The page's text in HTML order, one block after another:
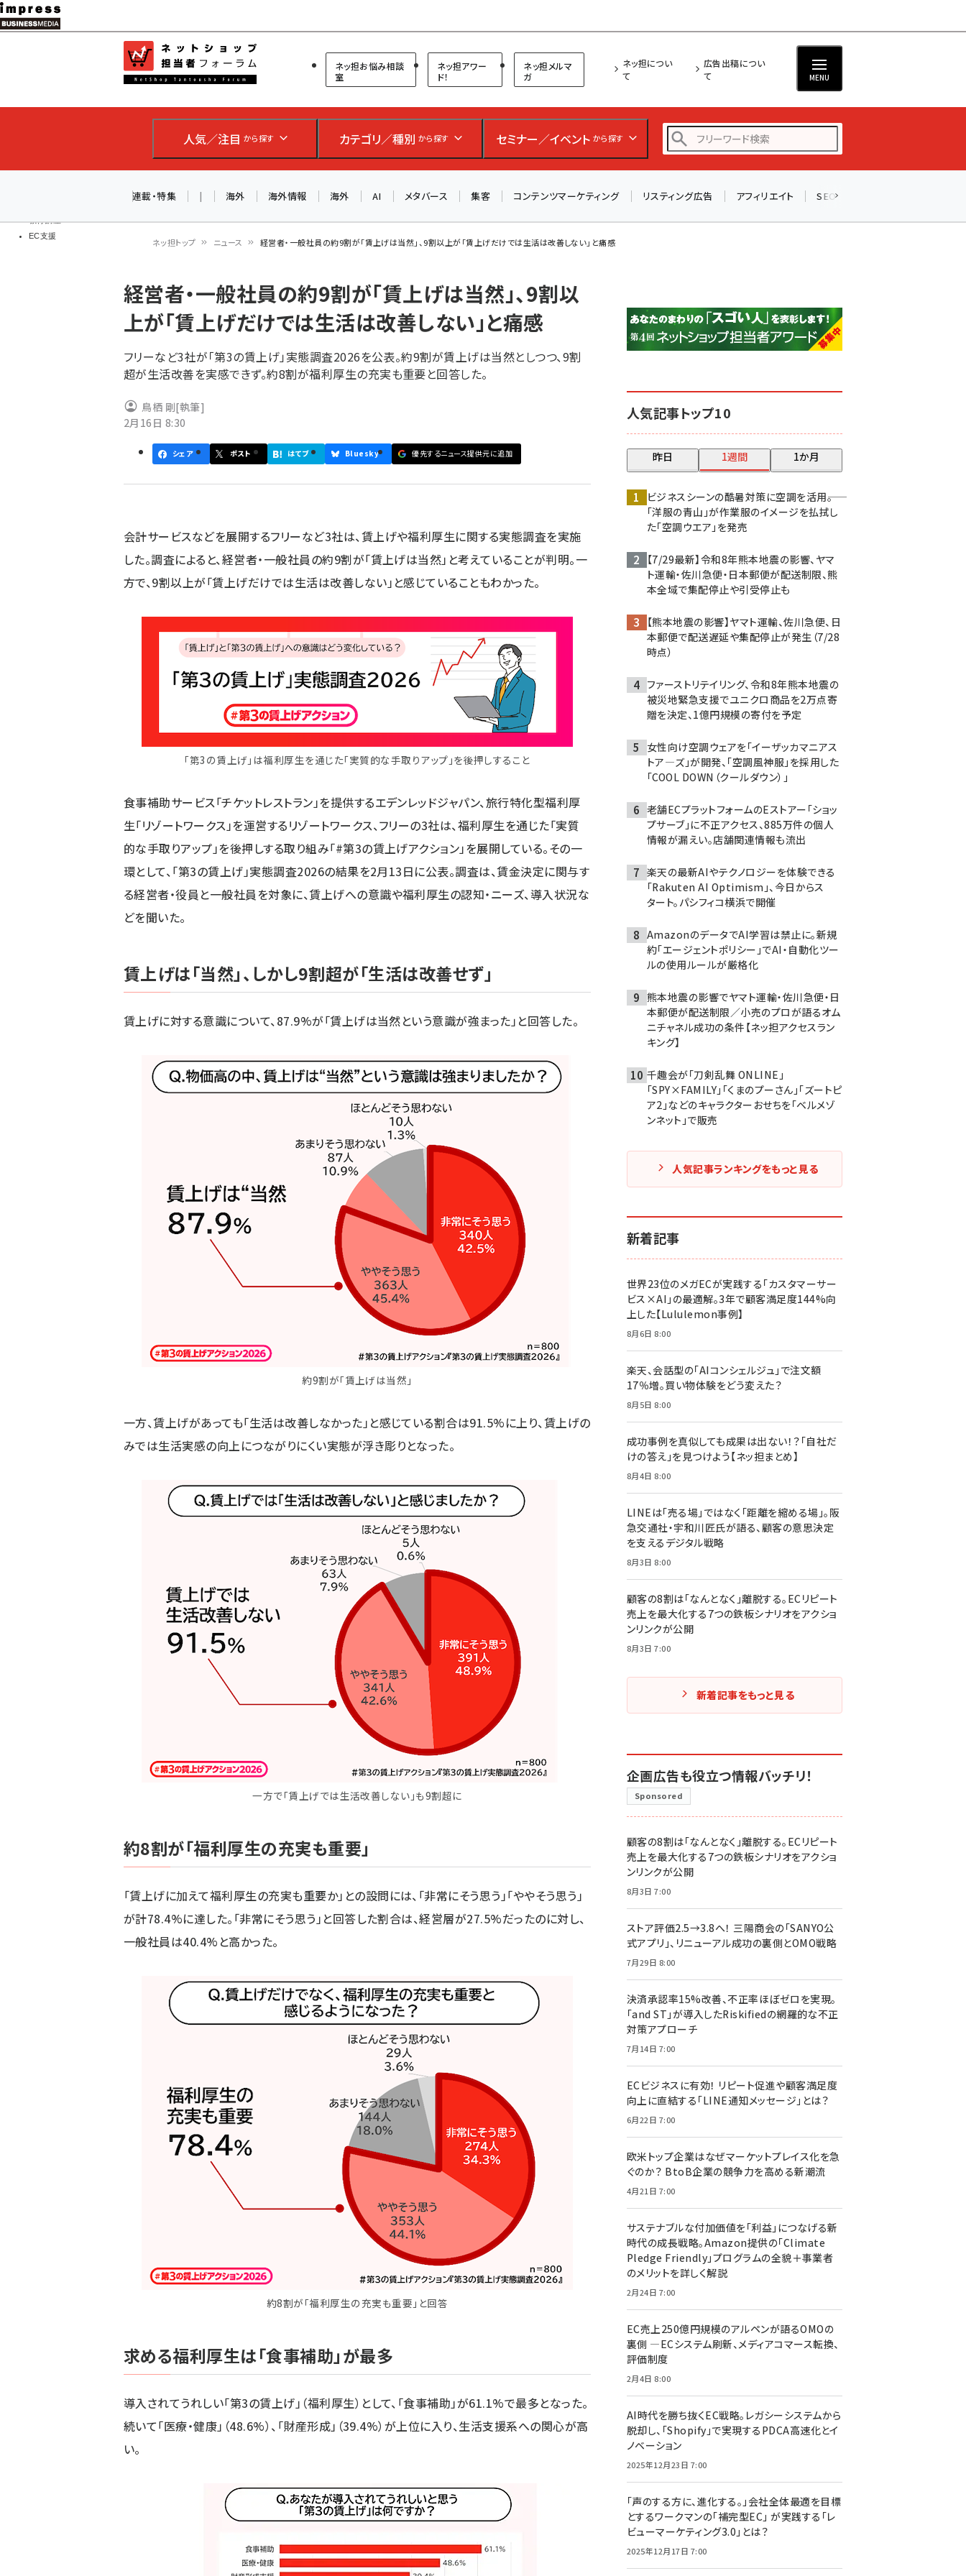
メ
イ
ン
ツ
移
教育講座
EC支援
ネットショップ担当者フォーラム
ネッ担お悩み相談
室
ネッ担アワー
ド！
ネッ担メルマ
ガ
ネッ担につい
て
広告出稿につい
て
MENU
人気／注目 から探す カテゴリ／種別 から探す セミナー／イベント から探す
アスクル (1119)
base (1071)
連載・特集 | 海外 海外情報 海外 AI メタバース 集客 コンテンツマーケティング リスティング広告 アフィリエイト SEO
ン
く
ず
ネッ担トップ ニュース 経営者・一般社員の約9割が「賃上げは当然」、9割以上が「賃上げだけでは生活は改善しない」と痛感
経営者・一般社員の約9割が「賃上げは当然」、9割以
上が「賃上げだけでは生活は改善しない」と痛感
フリーなど3社が「第3の賃上げ」実態調査2026を公表。約9割が賃上げは当然としつつ、9割
超が生活改善を実感できず。約8割が福利厚生の充実も重要と回答した。
鳥栖 剛[執筆]
2月16日 8:30
シェア ポスト はてブ Bluesky 優先するニュース提供元に追加
会計サービスなどを展開するフリーなど3社は、賃上げや福利厚生に関する実態調査を実施
した。調査によると、経営者・一般社員の約9割が「賃上げは当然」と考えていることが判明。一
方で、9割以上が「賃上げだけでは生活は改善しない」と感じていることもわかった。
「第3の賃上げ」は福利厚生を通じた「実質的な手取りアップ」を後押しすること
食事補助サービス「チケットレストラン」を提供するエデンレッドジャパン、旅行特化型福利厚
生「リゾートワークス」を運営するリゾートワークス、フリーの3社は、福利厚生を通じた「実質
的な手取りアップ」を後押しする取り組み「#第3の賃上げアクション」を展開している。その一
環として、「第3の賃上げ」実態調査2026の結果を2月13日に公表。調査は、賃金決定に関与す
る経営者・役員と一般社員を対象に、賃上げへの意識や福利厚生の認知・ニーズ、導入状況な
どを聞いた。
賃上げは「当然」、しかし9割超が「生活は改善せず」
賃上げに対する意識について、87.9%が「賃上げは当然という意識が強まった」と回答した。
約9割が「賃上げは当然」
一方、賃上げがあっても「生活は改善しなかった」と感じている割合は91.5%に上り、賃上げの
みでは生活実感の向上につながりにくい実態が浮き彫りとなった。
一方で「賃上げでは生活改善しない」も9割超に
約8割が「福利厚生の充実も重要」
「賃上げに加えて福利厚生の充実も重要か」との設問には、「非常にそう思う」「ややそう思う」
が計78.4%に達した。「非常にそう思う」と回答した割合は、経営層が27.5%だったのに対し、
一般社員は40.4%と高かった。
約8割が「福利厚生の充実も重要」と回答
求める福利厚生は「食事補助」が最多
導入されてうれしい「第3の賃上げ」（福利厚生）として、「食事補助」が61.1%で最多となった。
続いて「医療・健康」（48.6%）、「財産形成」（39.4%）が上位に入り、生活支援系への関心が高
い。
人気記事トップ10
昨日 1週間 1か月
ビジネスシーンの酷暑対策に空調を活用――。
「洋服の青山」が作業服のイメージを払拭し
た「空調ウエア」を発売
【7/29最新】令和8年熊本地震の影響、ヤマ
ト運輸・佐川急便・日本郵便が配送制限、熊
本全域で集配停止や引受停止も
【熊本地震の影響】ヤマト運輸、佐川急便、日
本郵便で配送遅延や集配停止が発生（7/28
時点）
ファーストリテイリング、令和8年熊本地震の
被災地緊急支援でユニクロ商品を2万点寄
贈を決定、1億円規模の寄付を予定
女性向け空調ウェアを「イーザッカマニアス
トア―ズ」が開発、「空調風神服」を採用した
「COOL DOWN（クールダウン）」
老舗ECプラットフォームのEストアー「ショッ
プサーブ」に不正アクセス、885万件の個人
情報が漏えい。店舗関連情報も流出
楽天の最新AIやテクノロジーを体験できる
「Rakuten AI Optimism」、今日からス
タート。パシフィコ横浜で開催
AmazonのデータでAI学習は禁止に。新規
約「エージェントポリシー」でAI・自動化ツー
ルの使用ルールが厳格化
熊本地震の影響でヤマト運輸・佐川急便・日
本郵便が配送制限／小売のプロが語るオム
ニチャネル成功の条件【ネッ担アクセスラン
キング】
千趣会が「刀剣乱舞 ONLINE」
「SPY×FAMILY」「くまのプーさん」「ズートピ
ア2」などのキャラクターおせちを「ベルメゾ
ンネット」で販売
人気記事ランキングをもっと見る
新着記事
世界23位のメガECが実践する「カスタマーサー
ビス×AI」の最適解。3年で顧客満足度144%向
上した【Lululemon事例】
8月6日 8:00
楽天、会話型の「AIコンシェルジュ」で注文額
17％増。買い物体験をどう変えた？
8月5日 8:00
成功事例を真似しても成果は出ない！？「自社だ
けの答え」を見つけよう【ネッ担まとめ】
8月4日 8:00
LINEは「売る場」ではなく「距離を縮める場」。阪
急交通社・宇和川匠氏が語る、顧客の意思決定
を支えるデジタル戦略
8月3日 8:00
顧客の8割は「なんとなく」離脱する。ECリピート
売上を最大化する7つの鉄板シナリオをアクショ
ンリンクが公開
8月3日 7:00
新着記事をもっと見る
企画広告も役立つ情報バッチリ！
Sponsored
顧客の8割は「なんとなく」離脱する。ECリピート
売上を最大化する7つの鉄板シナリオをアクショ
ンリンクが公開
8月3日 7:00
ストア評価2.5→3.8へ！ 三陽商会の「SANYO公
式アプリ」、リニューアル成功の裏側とOMO戦略
7月29日 8:00
決済承認率15%改善、不正率ほぼゼロを実現。
「and ST」が導入したRiskifiedの網羅的な不正
対策アプローチ
7月14日 7:00
ECビジネスに有効！ リピート促進や顧客満足度
向上に直結する「LINE通知メッセージ」とは？
6月22日 7:00
欧米トップ企業はなぜマーケットプレイス化を急
ぐのか？ BtoB企業の競争力を高める新潮流
4月21日 7:00
サステナブルな付加価値を「利益」につなげる新
時代の成長戦略。Amazon提供の「Climate
Pledge Friendly」プログラムの全貌＋事業者
のメリットを詳しく解説
2月24日 7:00
EC売上250億円規模のアルペンが語るOMOの
裏側 ―ECシステム刷新、メディアコマース転換、
評価制度
2月4日 8:00
AI時代を勝ち抜くEC戦略。レガシーシステムから
脱却し、「Shopify」で実現するPDCA高速化とイ
ノベーション
2025年12月23日 7:00
「声のする方に、進化する。」会社全体最適を目標
とするワークマンの「補完型EC」 が実践する「レ
ビューマーケティング3.0」とは？
2025年12月17日 7:00
AIが買い物を代行する時代に打つべき「次の一手」とは？
アルペン、オイシックス、元UA責任者が登壇のリアルECセ
ミナー（8/26＠東京）【交流会も実施】